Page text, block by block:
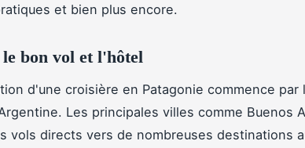
et bien plus encore.
bon vol et l'hôtel
d'une croisière en Patagonie commence par
Les principales villes comme Buenos
vols directs vers de nombreuses destinations